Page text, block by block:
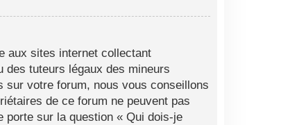
aux sites internet collectant
des tuteurs légaux des mineurs
sur votre forum, nous vous conseillons
de ce forum ne peuvent pas
porte sur la question « Qui dois-je